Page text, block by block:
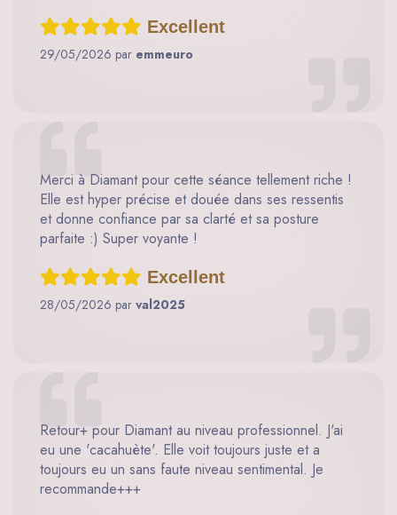
Excellent
29/05/2026 par emmeuro
Merci à Diamant pour cette séance tellement riche !
Elle est hyper précise et douée dans ses ressentis
et donne confiance par sa clarté et sa posture
parfaite :) Super voyante !
Excellent
28/05/2026 par val2025
Retour+ pour Diamant au niveau professionnel. J'ai
eu une 'cacahuète'. Elle voit toujours juste et a
toujours eu un sans faute niveau sentimental. Je
recommande+++